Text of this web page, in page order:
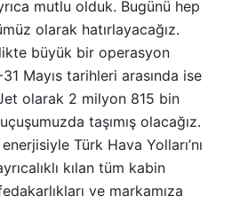
mutlu olduk. Bugünü hep
olarak hatırlayacağız.
büyük bir operasyon
Mayıs tarihleri arasında ise
olarak 2 milyon 815 bin
taşımış olacağız.
Türk Hava Yolları’nı
kılan tüm kabin
ve markamıza